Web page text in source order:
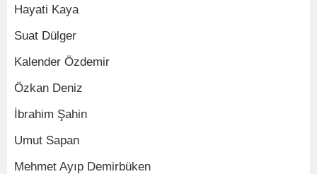
Hayati Kaya
Suat Dülger
Kalender Özdemir
Özkan Deniz
İbrahim Şahin
Umut Sapan
Mehmet Ayıp Demirbüken